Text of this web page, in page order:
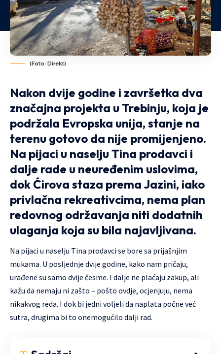
(Foto: Direkt)
Nakon dvije godine i završetka dva
značajna projekta u Trebinju, koja je
podržala Evropska unija, stanje na
terenu gotovo da nije promijenjeno.
Na pijaci u naselju Tina prodavci i
dalje rade u neuređenim uslovima,
dok Ćirova staza prema Jazini, iako
privlačna rekreativcima, nema plan
redovnog održavanja niti dodatnih
ulaganja koja su bila najavljivana.
Na pijaci u naselju Tina prodavci se bore sa prijašnjim
mukama. U posljednje dvije godine, kako nam pričaju,
urađene su samo dvije česme. I dalje ne plaćaju zakup, ali
kažu da nemaju ni zašto – pošto ovdje, ocjenjuju, nema
nikakvog reda. I dok bi jedni voljeli da naplata počne već
sutra, drugima bi to onemogućilo dalji rad.